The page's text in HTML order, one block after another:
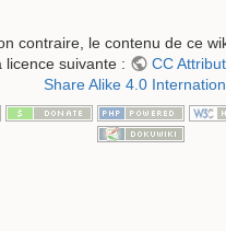
contraire, le contenu de ce
licence suivante :
CC
Share Alike 4.0